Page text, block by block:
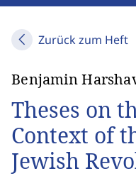
Zurück zum Heft
Benjamin
Theses on
Context of
Jewish